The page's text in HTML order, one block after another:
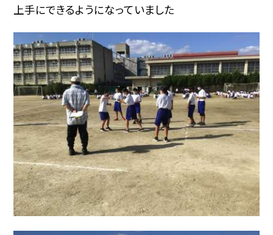
上手にできるようになっていました